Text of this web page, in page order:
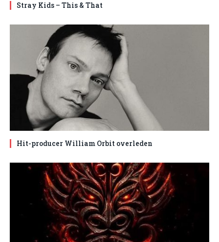
Stray Kids – This & That
Hit-producer William Orbit overleden